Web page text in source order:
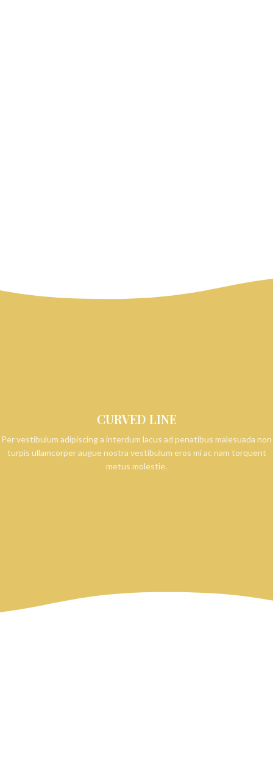
CURVED LINE
Per vestibulum adipiscing a interdum lacus ad penatibus malesuada non
turpis ullamcorper augue nostra vestibulum eros mi ac nam torquent
metus molestie.